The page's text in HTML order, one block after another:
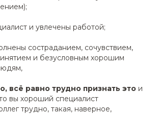
и увлечены работой;
состраданием, сочувствием,
и безусловным хорошим
всё равно трудно признать это и
вы хороший специалист
трудно, такая, наверное,